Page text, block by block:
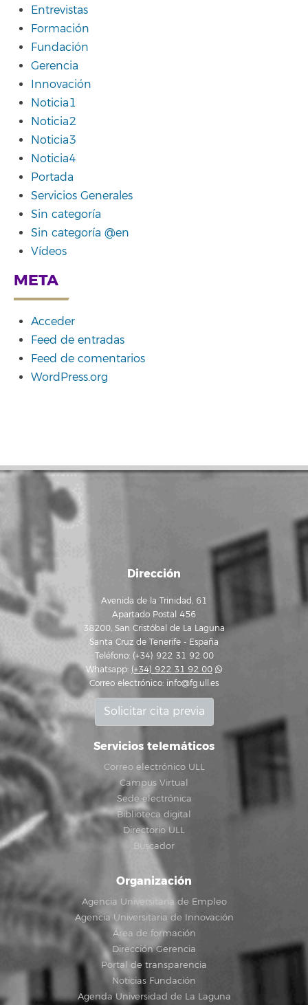
Entrevistas
Formación
Fundación
Gerencia
Innovación
Noticia1
Noticia2
Noticia3
Noticia4
Portada
Servicios Generales
Sin categoría
Sin categoría @en
Vídeos
META
Acceder
Feed de entradas
Feed de comentarios
WordPress.org
Dirección
Avenida de la Trinidad, 61
Apartado Postal 456
38200, San Cristóbal de La Laguna
Santa Cruz de Tenerife - España
Teléfono: (+34) 922 31 92 00
Whatsapp: (+34) 922 31 92 00
Correo electrónico: info@fg.ull.es
Solicitar cita previa
Servicios telemáticos
Correo electrónico ULL
Campus Virtual
Sede electrónica
Biblioteca digital
Directorio ULL
Buscador
Organización
Agencia Universitaria de Empleo
Agencia Universitaria de Innovación
Área de formación
Dirección Gerencia
Portal de transparencia
Noticias Fundación
Agenda Universidad de La Laguna